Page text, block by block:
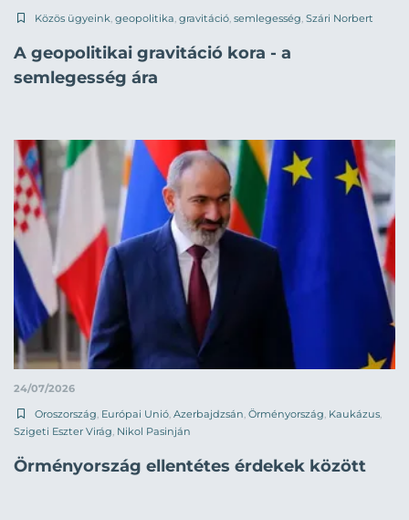
Közös ügyeink geopolitika gravitáció semlegesség Szári Norbert
A geopolitikai gravitáció kora - a
semlegesség ára
24/07/2026
Oroszország, Európai Unió, Azerbajdzsán, Örményország, Kaukázus,
Szigeti Eszter Virág, Nikol Pasinján
Örményország ellentétes érdekek között